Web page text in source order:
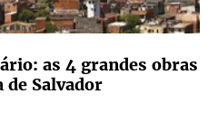
as 4 grandes obras
de Salvador